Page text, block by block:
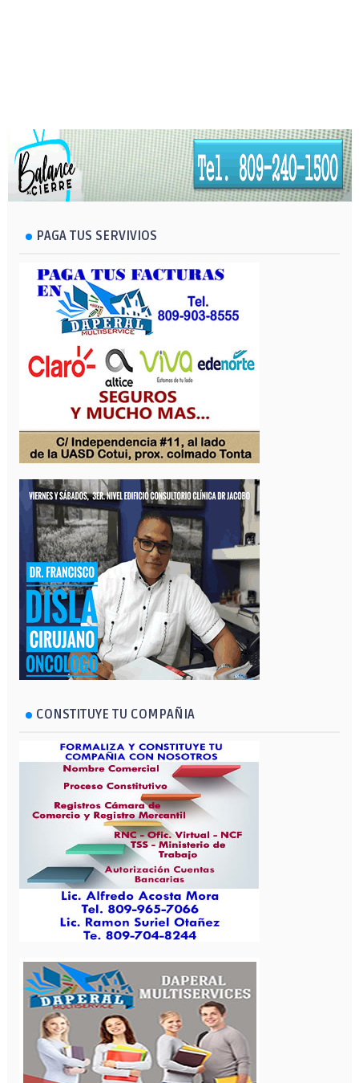
PAGA TUS SERVIVIOS
CONSTITUYE TU COMPAÑIA